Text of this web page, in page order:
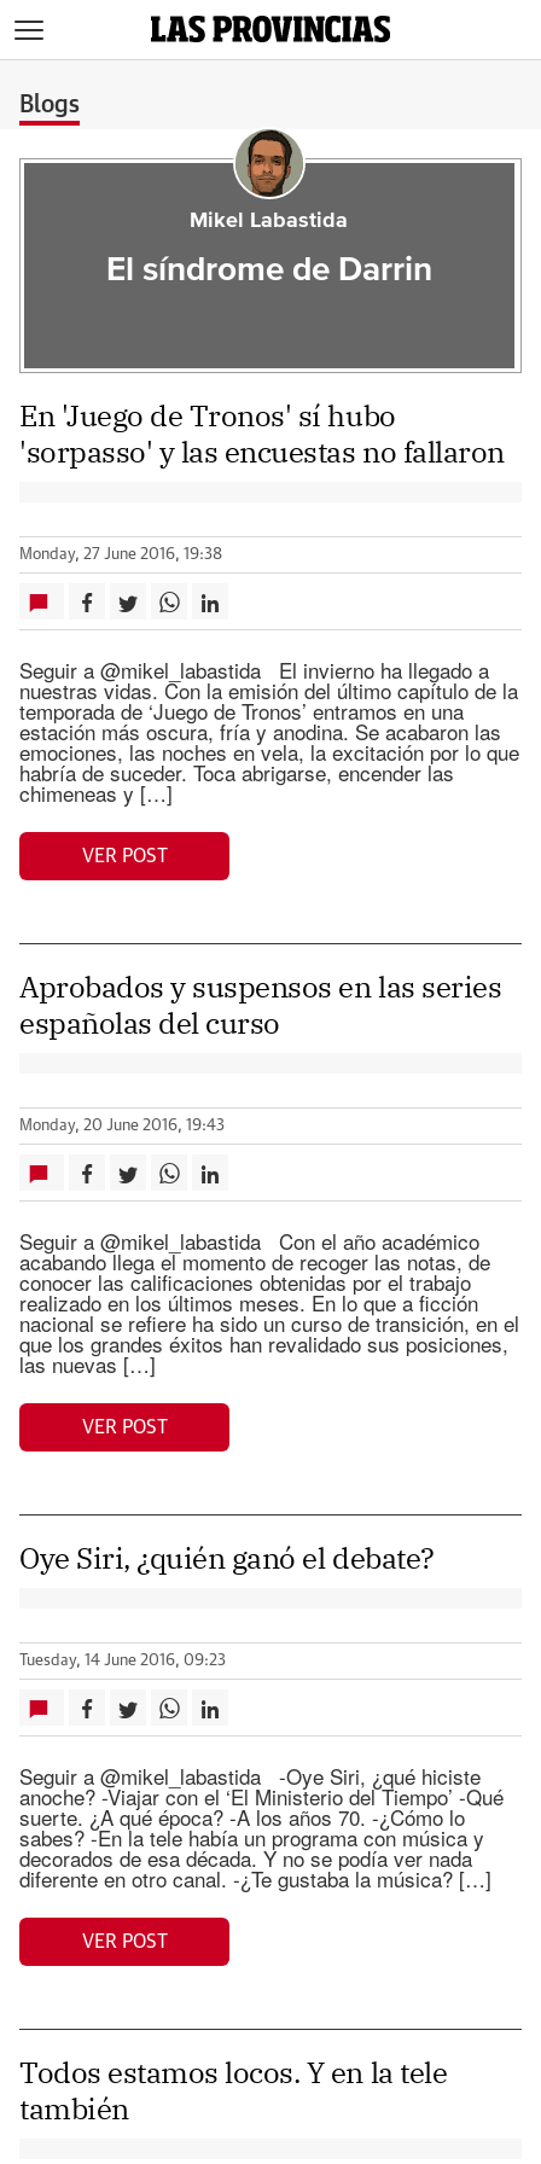
Blogs
Mikel Labastida
El síndrome de Darrin
En 'Juego de Tronos' sí hubo
'sorpasso' y las encuestas no fallaron
Monday, 27 June 2016, 19:38
Seguir a @mikel_labastida El invierno ha llegado a
nuestras vidas. Con la emisión del último capítulo de la
temporada de ‘Juego de Tronos’ entramos en una
estación más oscura, fría y anodina. Se acabaron las
emociones, las noches en vela, la excitación por lo que
habría de suceder. Toca abrigarse, encender las
chimeneas y […]
VER POST
Aprobados y suspensos en las series
españolas del curso
Monday, 20 June 2016, 19:43
Seguir a @mikel_labastida Con el año académico
acabando llega el momento de recoger las notas, de
conocer las calificaciones obtenidas por el trabajo
realizado en los últimos meses. En lo que a ficción
nacional se refiere ha sido un curso de transición, en el
que los grandes éxitos han revalidado sus posiciones,
las nuevas […]
VER POST
Oye Siri, ¿quién ganó el debate?
Tuesday, 14 June 2016, 09:23
Seguir a @mikel_labastida -Oye Siri, ¿qué hiciste
anoche? -Viajar con el ‘El Ministerio del Tiempo’ -Qué
suerte. ¿A qué época? -A los años 70. -¿Cómo lo
sabes? -En la tele había un programa con música y
decorados de esa década. Y no se podía ver nada
diferente en otro canal. -¿Te gustaba la música? […]
VER POST
Todos estamos locos. Y en la tele
también